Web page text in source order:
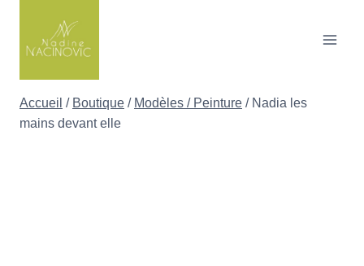
content
Accueil / Boutique / Modèles / Peinture / Nadia les
mains devant elle